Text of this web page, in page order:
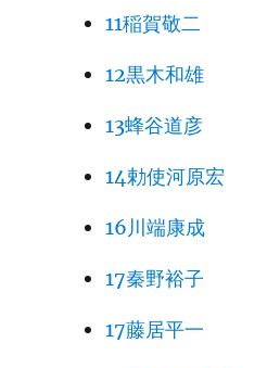
11稲賀敬二
12黒木和雄
13蜂谷道彦
14勅使河原宏
16川端康成
17秦野裕子
17藤居平一